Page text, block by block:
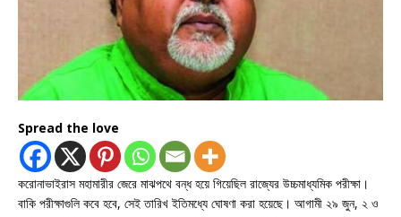
Spread the love
করোনাভাইরাস মহামারীর জেরে মাঝপথে বন্ধ হয়ে গিয়েছিল রাজ্যের উচ্চমাধ্যমিক পরীক্ষা।
বাকি পরীক্ষাগুলি কবে হবে, সেই তারিখ ইতিমধ্যে ঘোষণা করা হয়েছে। আগামী ২৯ জুন, ২ ও